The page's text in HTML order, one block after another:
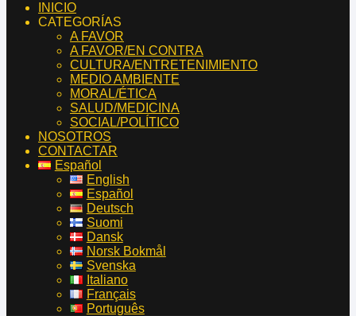
INICIO
CATEGORÍAS
A FAVOR
A FAVOR/EN CONTRA
CULTURA/ENTRETENIMIENTO
MEDIO AMBIENTE
MORAL/ÉTICA
SALUD/MEDICINA
SOCIAL/POLÍTICO
NOSOTROS
CONTACTAR
Español
English
Español
Deutsch
Suomi
Dansk
Norsk Bokmål
Svenska
Italiano
Français
Português